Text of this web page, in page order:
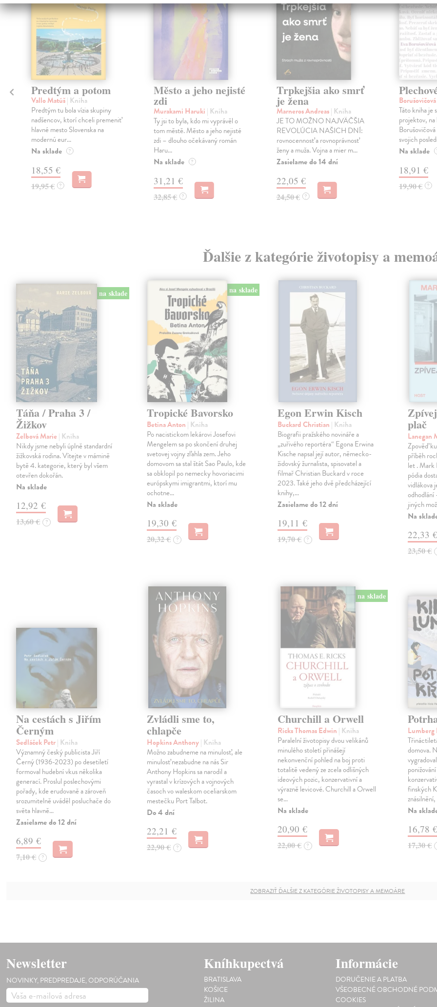
Predtým a potom
Vallo Matúš| Kniha
Predtým tu bola vízia skupiny
nadšencov, ktorí chceli premeniť
hlavné mesto Slovenska na
modernú eur...
Na sklade ?
18,55 €
19,95 € ?
Město a jeho nejisté
zdi
Murakami Haruki | Kniha
Ty jsi to byla, kdo mi vyprávěl o
tom městě. Město a jeho nejisté
zdi – dlouho očekávaný román
Haru...
Na sklade ?
31,21 €
32,85 € ?
Trpkejšia ako smrť
je žena
Marneros Andreas| Kniha
JE TO MOŽNO NAJVÄČŠIA
REVOLÚCIA NAŠICH DNÍ:
rovnocennosť a rovnoprávnosť
ženy a muža. Vojna a mier m...
Zasielame do 14 dní
22,05 €
24,50 € ?
Táto kniha je
projektov,
svojich
Na sklade
18,91 €
19,90 € ?
Ďalšie z kategórie životopisy a
na sklade
Táňa / Praha 3 /
Žižkov
Zelbová Marie | Kniha
Nikdy jsme nebyli úplně standardní
žižkovská rodina. Vítejte v mámině
bytě 4. kategorie, který byl všem
otevřen dokořán.
Na sklade
12,92 €
13,60 € ?
na sklade
Tropické Bavorsko
Betina Anton | Kniha
Po nacistickom lekárovi Josefovi
Mengelem sa po skončení druhej
svetovej vojny zľahla zem. Jeho
domovom sa stal štát Sao Paulo, kde
sa obklopil po nemecky hovoriacimi
európskymi imigrantmi, ktorí mu
ochotne…
Na sklade
19,30 €
20,32 € ?
Egon Erwin Kisch
Buckard Christian | Kniha
Biografii pražského novináře a
„zuřivého reportéra“ Egona Erwina
Kische napsal její autor, německo-
židovský žurnalista, spisovatel a
filmař Christian Buckard v roce
2023. Také jeho dvě předcházející
knihy,…
Zasielame do 12 dní
19,11 €
19,70 € ?
plač
Lanegan
Zpověď
příběh
let . Mark
pódia
vidlákova
jiných
Na
22,33 €
23,50 €
Na cestách s Jiřím
Černým
Sedláček Petr| Kniha
Významný český publicista Jiří
Černý (1936-2023) po desetiletí
formoval hudební vkus několika
generací. Proslul poslechovými
pořady, kde erudovaně a zároveň
srozumitelně uváděl posluchače do
světa hlavně…
Zasielame do 12 dní
6,89 €
7,10 € ?
Zvládli sme to,
chlapče
Hopkins Anthony| Kniha
Možno zabudneme na minulosť, ale
minulosť nezabudne na nás Sir
Anthony Hopkins sa narodil a
vyrastal v krízových a vojnových
časoch vo waleskom oceliarskom
mestečku Port Talbot.
Do 4 dní
22,21 €
22,90 € ?
na sklade
Churchill a Orwell
Ricks Thomas Edwin | Kniha
Paralelní životopisy dvou velikánů
minulého století přinášejí
nekonvenční pohled na boj proti
totalitě vedený ze zcela odlišných
ideových pozic, konzervativní a
výrazně levicové. Churchill a Orwell
se…
Na sklade
20,90 €
22,00 € ?
Lumberg
domova.
finských
Na
16,78 €
17,30 €
ZOBRAZIŤ ĎALŠIE Z KATEGÓRIE ŽIVOTOPISY A MEMOÁRE
Newsletter
NOVINKY, PREDPREDAJE, ODPORÚČANIA
Kníhkupectvá
BRATISLAVA
KOŠICE
ŽILINA
Informácie
DORUČENIE A PLATBA
VŠEOBECNÉ OBCHODNÉ
COOKIES